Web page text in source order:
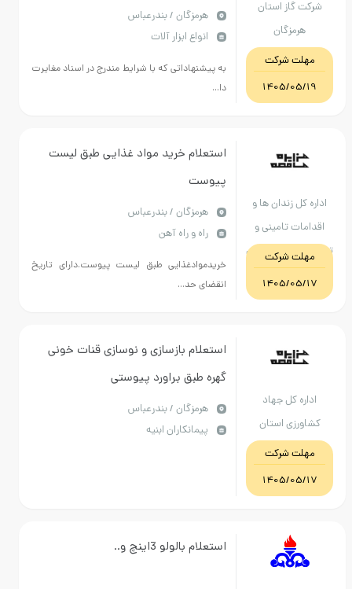
شرکت گاز استان
هرمزگان
مهلت شرکت
1405/05/19
هرمزگان / بندرعباس
انواع ابزار آلات
به پیشنهاداتی که با شرایط مندرج در اسناد مغایرت
دا...
اداره کل زندان ها و
اقدامات تامینی و
تربیتی استان هرمزگان
مهلت شرکت
1405/05/17
استعلام خرید مواد غذایی طبق لیست
پیوست
هرمزگان / بندرعباس
راه و راه آهن
خریدموادغذایی طبق لیست پیوست.دارای تاریخ
انقضای حد...
اداره کل جهاد
کشاورزی استان
هرمزگان
مهلت شرکت
1405/05/17
استعلام بازسازی و نوسازی قنات خونی
گهره طبق براورد پیوستی
هرمزگان / بندرعباس
پیمانکاران ابنیه
استعلام بالولو 3اینچ و..